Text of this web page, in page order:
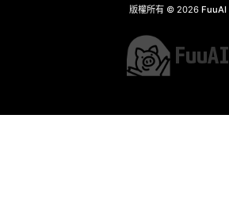
版權所有 © 2026 FuuAI
FuuAI